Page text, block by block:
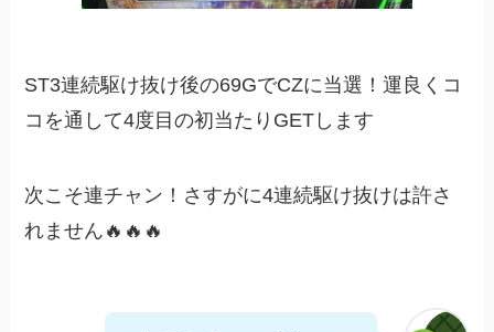
ST3連続駆け抜け後の69GでCZに当選！運良くコ
コを通して4度目の初当たりGETします
次こそ連チャン！さすがに4連続駆け抜けは許さ
れません🔥🔥🔥